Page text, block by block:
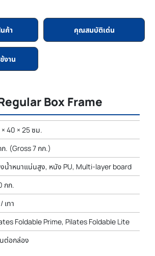
ค้า คุณสมบัติเด่น
งาน
Box Frame
40 × 25 ซม.
. (Gross 7 กก.)
น้ำหนาแน่นสูง, หนัง PU, Multi-layer board
กก.
เทา
Foldable Prime, Pilates Foldable Lite
ต่อกล่อง